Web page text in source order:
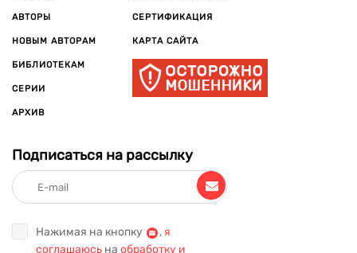
АВТОРЫ
НОВЫМ АВТОРАМ
БИБЛИОТЕКАМ
СЕРИИ
АРХИВ
СЕРТИФИКАЦИЯ
КАРТА САЙТА
Подписаться на рассылку
Нажимая на кнопку , я
соглашаюсь на обработку и